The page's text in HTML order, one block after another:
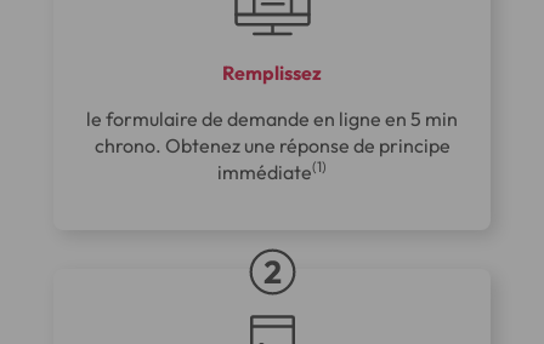
Remplissez
le formulaire de demande en ligne en 5 min
chrono. Obtenez une réponse de principe
immédiate(1)